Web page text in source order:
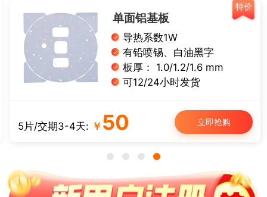
特价
单面铝基板
导热系数1W
有铅喷锡、白油黑字
板厚： 1.0/1.2/1.6 mm
可12/24小时发货
5片/交期3-4天: ￥50 立即抢购